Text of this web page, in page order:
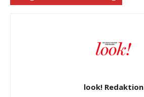
look! Redaktion